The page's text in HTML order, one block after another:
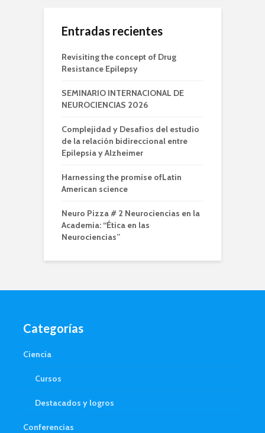
Entradas recientes
Revisiting the concept of Drug
Resistance Epilepsy
SEMINARIO INTERNACIONAL DE
NEUROCIENCIAS 2026
Complejidad y Desafios del estudio
de la relación bidireccional entre
Epilepsia y Alzheimer
Harnessing the promise ofLatin
American science
Neuro Pizza # 2 Neurociencias en la
Academia: “Ética en las
Neurociencias”
Categorías
Ciencia
Cursos
Destacados y logros
Conferencias